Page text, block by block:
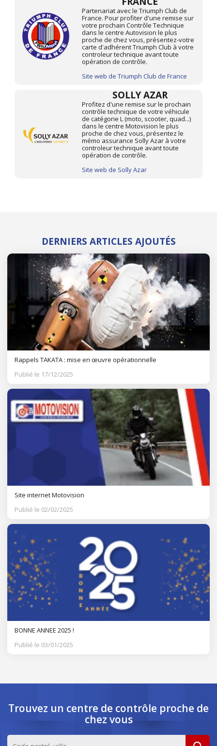
Partenariat avec le Triumph Club de
France. Pour profiter d'une remise sur
votre prochain Contrôle Technique
dans le centre Autovision le plus
proche de chez vous, présentez-votre
carte d'adhérent Triumph Club à votre
controleur technique avant toute
opération de contrôle.
Site web de Triumph Club de France
SOLLY AZAR
Profitez d'une remise sur le prochain
contrôle technique de votre véhicule
de catégorie L (moto, scooter, quad...)
dans le centre Motovision le plus
proche de chez vous, présentez le
mémo assurance Solly Azar à votre
controleur technique avant toute
opération de contrôle.
Site web de Solly Azar
DERNIERS ARTICLES AJOUTÉS
Rappels TAKATA : mise en œuvre opérationnelle
Publié le 17/12/2025
Site internet Motovision
Publié le 02/02/2025
BONNE ANNEE 2025 !
Publié le 03/01/2025
Trouvez un centre de contrôle proche de
chez vous